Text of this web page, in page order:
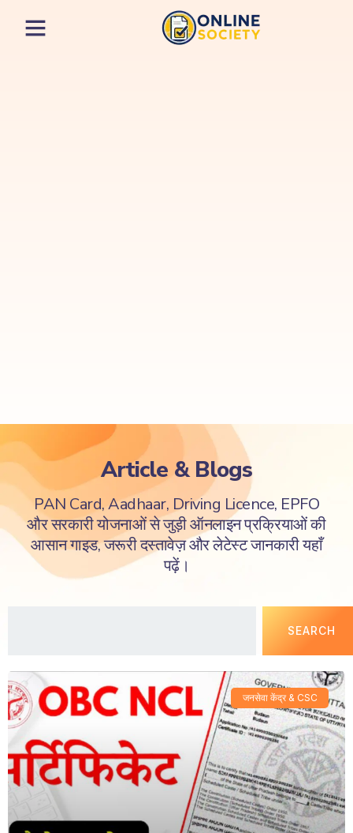
Article & Blogs
PAN Card, Aadhaar, Driving Licence, EPFO
और सरकारी योजनाओं से जुड़ी ऑनलाइन प्रक्रियाओं की
आसान गाइड, जरूरी दस्तावेज़ और लेटेस्ट जानकारी यहाँ
पढ़ें।
SEARCH
जनसेवा केंद्र & CSC